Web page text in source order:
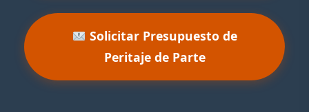
Solicitar Presupuesto de
Peritaje de Parte